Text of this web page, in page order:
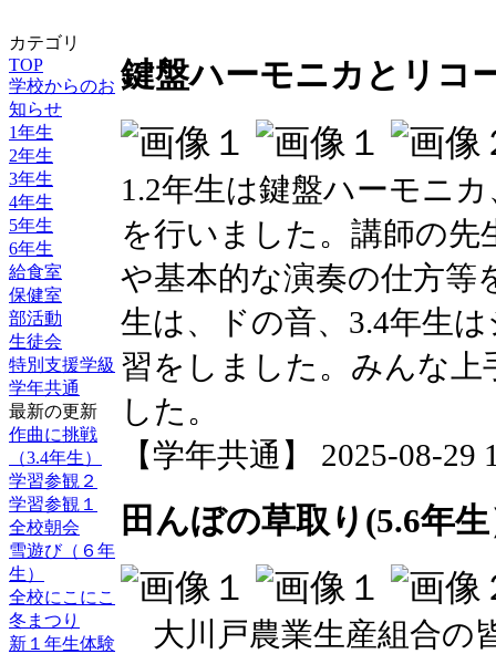
カテゴリ
TOP
学校からのお
知らせ
1年生
2年生
3年生
4年生
5年生
6年生
給食室
保健室
部活動
生徒会
特別支援学級
学年共通
最新の更新
作曲に挑戦
（3.4年生）
学習参観２
学習参観１
全校朝会
雪遊び（６年
生）
全校にこにこ
冬まつり
新１年生体験
鍵盤ハーモニカとリコ
1.2年生は鍵盤ハーモニ
を行いました。講師の
や基本的な演奏の仕方等
生は、ドの音、3.4年生
習をしました。みんな
した。
【学年共通】 2025-08-29
田んぼの草取り(5.6年
大川戸農業生産組合の